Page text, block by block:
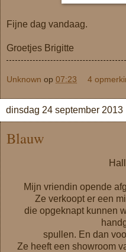
Fijne dag vandaag.
Groetjes Brigitte
Unknown op 07:23 4
dinsdag 24 september 2013
Blauw
Mijn vriendin opende
Ze verkoopt er een
die opgeknapt kunnen
spullen. En dan
Ze heeft een showroom